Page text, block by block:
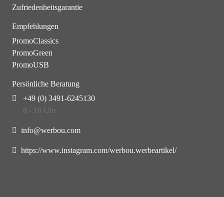
Zufriedenheitsgarantie
Empfehlungen
PromoClassics
PromoGreen
PromoUSB
Persönliche Beratung
+49 (0) 3491-6245130
8 - 16 Uhr
info@werbou.com
https://www.instagram.com/werbou.werbeartikel/